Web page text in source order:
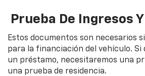
Prueba De Ingresos
Estos documentos son necesarios
para la financiación del vehículo. Si
un préstamo, necesitaremos una
una prueba de residencia.